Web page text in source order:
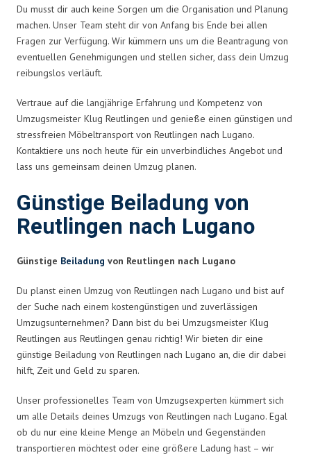
Du musst dir auch keine Sorgen um die Organisation und Planung
machen. Unser Team steht dir von Anfang bis Ende bei allen
Fragen zur Verfügung. Wir kümmern uns um die Beantragung von
eventuellen Genehmigungen und stellen sicher, dass dein Umzug
reibungslos verläuft.
Vertraue auf die langjährige Erfahrung und Kompetenz von
Umzugsmeister Klug Reutlingen und genieße einen günstigen und
stressfreien Möbeltransport von Reutlingen nach Lugano.
Kontaktiere uns noch heute für ein unverbindliches Angebot und
lass uns gemeinsam deinen Umzug planen.
Günstige Beiladung von
Reutlingen nach Lugano
Günstige Beiladung von Reutlingen nach Lugano
Du planst einen Umzug von Reutlingen nach Lugano und bist auf
der Suche nach einem kostengünstigen und zuverlässigen
Umzugsunternehmen? Dann bist du bei Umzugsmeister Klug
Reutlingen aus Reutlingen genau richtig! Wir bieten dir eine
günstige Beiladung von Reutlingen nach Lugano an, die dir dabei
hilft, Zeit und Geld zu sparen.
Unser professionelles Team von Umzugsexperten kümmert sich
um alle Details deines Umzugs von Reutlingen nach Lugano. Egal
ob du nur eine kleine Menge an Möbeln und Gegenständen
transportieren möchtest oder eine größere Ladung hast – wir